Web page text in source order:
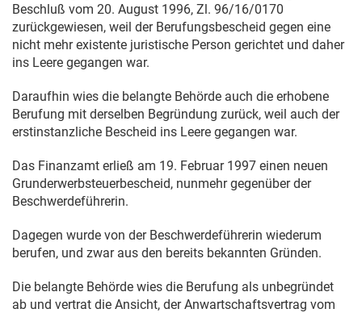
Beschluß vom 20. August 1996, Zl. 96/16/0170
zurückgewiesen, weil der Berufungsbescheid gegen eine
nicht mehr existente juristische Person gerichtet und daher
ins Leere gegangen war.
Daraufhin wies die belangte Behörde auch die erhobene
Berufung mit derselben Begründung zurück, weil auch der
erstinstanzliche Bescheid ins Leere gegangen war.
Das Finanzamt erließ am 19. Februar 1997 einen neuen
Grunderwerbsteuerbescheid, nunmehr gegenüber der
Beschwerdeführerin.
Dagegen wurde von der Beschwerdeführerin wiederum
berufen, und zwar aus den bereits bekannten Gründen.
Die belangte Behörde wies die Berufung als unbegründet
ab und vertrat die Ansicht, der Anwartschaftsvertrag vom